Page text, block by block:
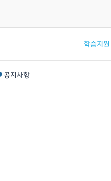
학습지원
공지사항